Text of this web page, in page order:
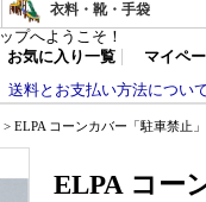
衣料・靴・手袋
プへようこそ！
お気に入り一覧
マイペ
送料とお支払い方法につい
> ELPA コーンカバー「駐車禁止
ELPA コー